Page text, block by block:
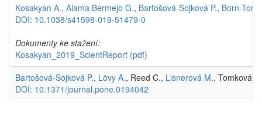
Kosakyan A., Alama Bermejo G., Bartošová-Sojková P., Born-
DOI: 10.1038/s41598-019-51479-0
Dokumenty ke stažení:
Kosakyan_2019_ScientReport (pdf)
Bartošová-Sojková P., Lövy A., Reed C., Lisnerová M., Tomková
DOI: 10.1371/journal.pone.0194042